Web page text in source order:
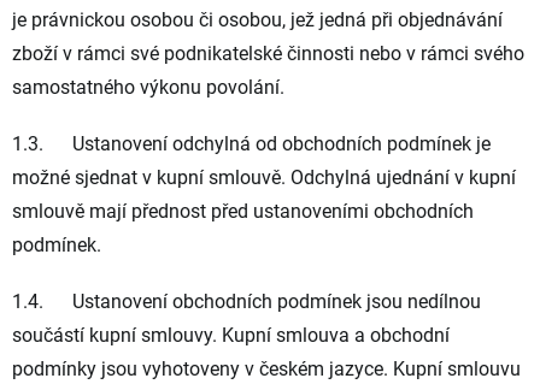
je právnickou osobou či osobou, jež jedná při objednávání
zboží v rámci své podnikatelské činnosti nebo v rámci svého
samostatného výkonu povolání.
1.3. Ustanovení odchylná od obchodních podmínek je
možné sjednat v kupní smlouvě. Odchylná ujednání v kupní
smlouvě mají přednost před ustanoveními obchodních
podmínek.
1.4. Ustanovení obchodních podmínek jsou nedílnou
součástí kupní smlouvy. Kupní smlouva a obchodní
podmínky jsou vyhotoveny v českém jazyce. Kupní smlouvu